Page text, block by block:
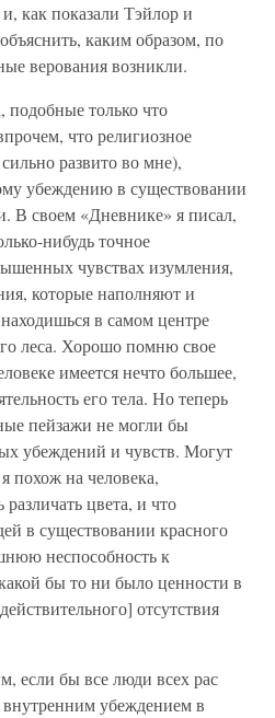
как показали Тэйлор и
каким образом, по
верования возникли.
подобные только что
что религиозное
развито во мне),
убеждению в существовании
В своем «Дневнике» я писал,
нибудь точное
чувствах изумления,
которые наполняют и
в самом центре
леса. Хорошо помню свое
имеется нечто большее,
его тела. Но теперь
пейзажи не могли бы
убеждений и чувств. Могут
похож на человека,
цвета, и что
в существовании красного
неспособность к
бы то ни было ценности в
отсутствия
если бы все люди всех рас
убеждением в